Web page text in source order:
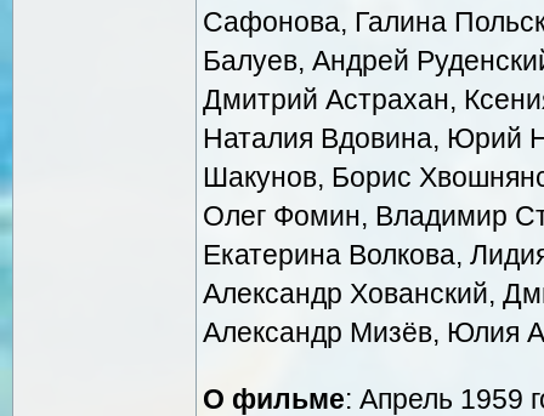
Сафонова, Галина
Балуев, Андрей
Дмитрий Астрахан,
Наталия Вдовина, Юрий
Шакунов, Борис
Олег Фомин, Владимир
Екатерина Волкова,
Александр Хованский,
Александр Мизёв, Юлия
О фильме: Апрель 1959